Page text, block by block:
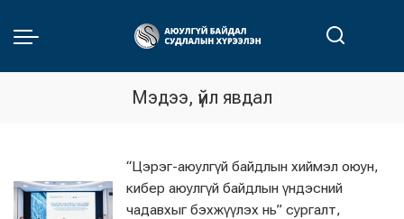
Мэдээ, үйл явдал
“Цэрэг-аюулгүй байдлын хиймэл оюун,
кибер аюулгүй байдлын үндэсний
чадавхыг бэхжүүлэх нь” сургалт,